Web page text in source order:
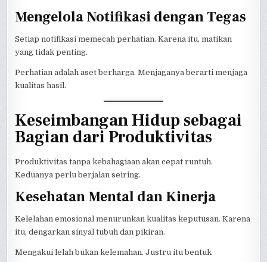
Mengelola Notifikasi dengan Tegas
Setiap notifikasi memecah perhatian. Karena itu, matikan
yang tidak penting.
Perhatian adalah aset berharga. Menjaganya berarti menjaga
kualitas hasil.
Keseimbangan Hidup sebagai
Bagian dari Produktivitas
Produktivitas tanpa kebahagiaan akan cepat runtuh.
Keduanya perlu berjalan seiring.
Kesehatan Mental dan Kinerja
Kelelahan emosional menurunkan kualitas keputusan. Karena
itu, dengarkan sinyal tubuh dan pikiran.
Mengakui lelah bukan kelemahan. Justru itu bentuk